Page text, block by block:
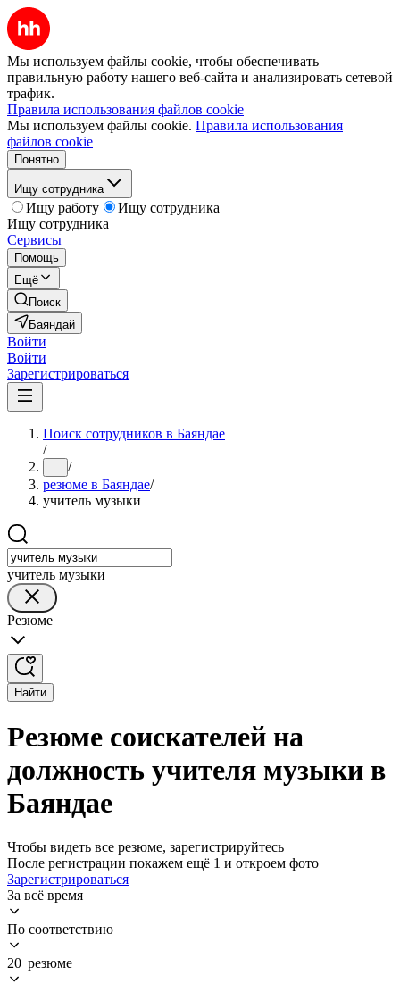
Мы используем файлы cookie, чтобы обеспечивать
правильную работу нашего веб-сайта и анализировать сетевой
трафик.
Правила использования файлов cookie
Мы используем файлы cookie. Правила использования
файлов cookie
Понятно
Ищу сотрудника
Ищу работу
Ищу сотрудника
Ищу сотрудника
Сервисы
Помощь
Ещё
Поиск
Баяндай
Войти
Войти
Зарегистрироваться
Поиск сотрудников в Баяндае
/
... /
резюме в Баяндае/
учитель музыки
учитель музыки
Резюме
Найти
Резюме соискателей на
должность учителя музыки в
Баяндае
Чтобы видеть все резюме, зарегистрируйтесь
После регистрации покажем ещё 1 и откроем фото
Зарегистрироваться
За всё время
По соответствию
20 резюме